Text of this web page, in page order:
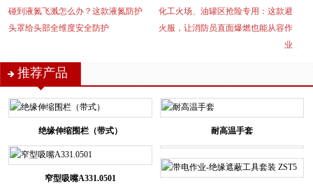
碰到液氮飞溅怎么办？这款液氮防护
头罩给头部全维度安全防护
化工火场、油罐区抢险专用：这款避
火服，让消防员直面爆燃也能从容作
业
推荐产品
绝缘伸缩围栏（带式） 耐高温手套
窄型吸嘴A331.0501